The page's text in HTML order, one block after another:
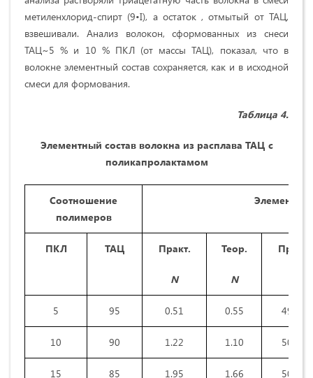
метиленхлорид-спирт (9•I), а остаток , отмытый от ТАЦ,
взвешива­ли. Анализ волокон, сформованных из снеси
ТАЦ~5 % и 10 % ПКЛ (от массы ТАЦ), показал, что в
волокне элементный состав сохраняется, как и в исходной
смеси для формования.
Таблица 4.
Элементный состав волокна из расплава ТАЦ с
поликапролактамом
Соотношение
полимеров
ПКЛ ТАЦ Практ.
N
Теор.
N
Практ.
5 95 0.51 0.55 49.31
10 90 1.22 1.10 50.76
15 85 1.95 1.66 50.90